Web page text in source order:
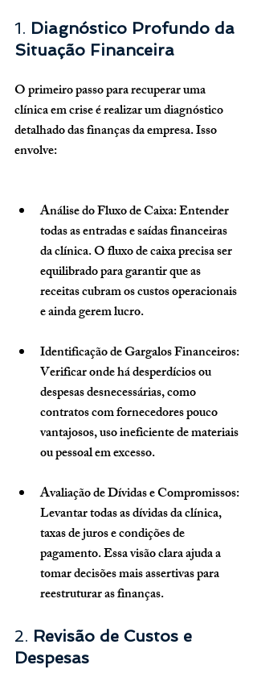
1. Diagnóstico Profundo da
Situação Financeira
O primeiro passo para recuperar uma
clínica em crise é realizar um diagnóstico
detalhado das finanças da empresa. Isso
envolve:
Análise do Fluxo de Caixa: Entender
todas as entradas e saídas financeiras
da clínica. O fluxo de caixa precisa ser
equilibrado para garantir que as
receitas cubram os custos operacionais
e ainda gerem lucro.
Identificação de Gargalos Financeiros:
Verificar onde há desperdícios ou
despesas desnecessárias, como
contratos com fornecedores pouco
vantajosos, uso ineficiente de materiais
ou pessoal em excesso.
Avaliação de Dívidas e Compromissos:
Levantar todas as dívidas da clínica,
taxas de juros e condições de
pagamento. Essa visão clara ajuda a
tomar decisões mais assertivas para
reestruturar as finanças.
2. Revisão de Custos e
Despesas